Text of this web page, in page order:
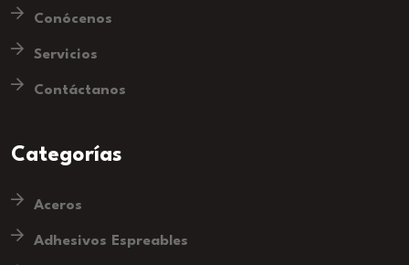
Conócenos
Servicios
Contáctanos
Categorías
Aceros
Adhesivos Espreables